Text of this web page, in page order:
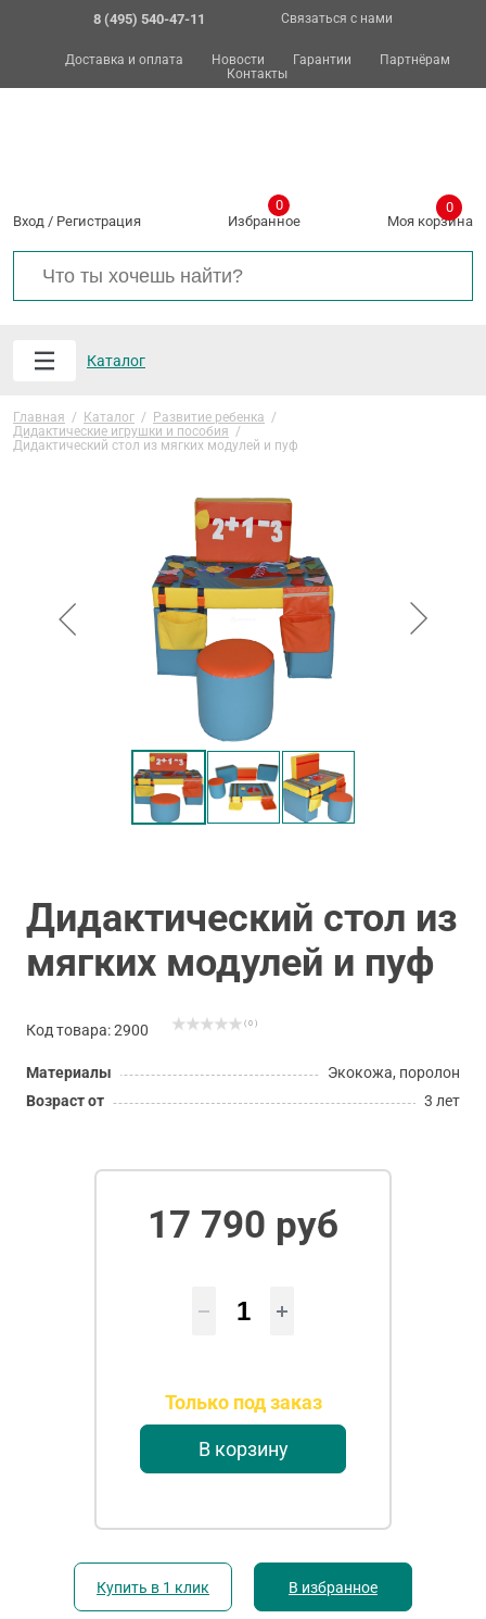
8 (495) 540-47-11 Связаться с нами
Доставка и оплата Новости Гарантии
Партнёрам
Контакты
Вход / Регистрация Избранное
0
Моя корзина
0
Каталог
Главная / Каталог / Развитие ребенка /
Дидактические игрушки и пособия /
Дидактический стол из мягких модулей и пуф
Дидактический стол из
мягких модулей и пуф
Код товара: 2900 ( 0 )
Материалы
Экокожа, поролон
Возраст от
3 лет
17 790 руб
Только под заказ
В корзину
Купить в 1 клик В избранное